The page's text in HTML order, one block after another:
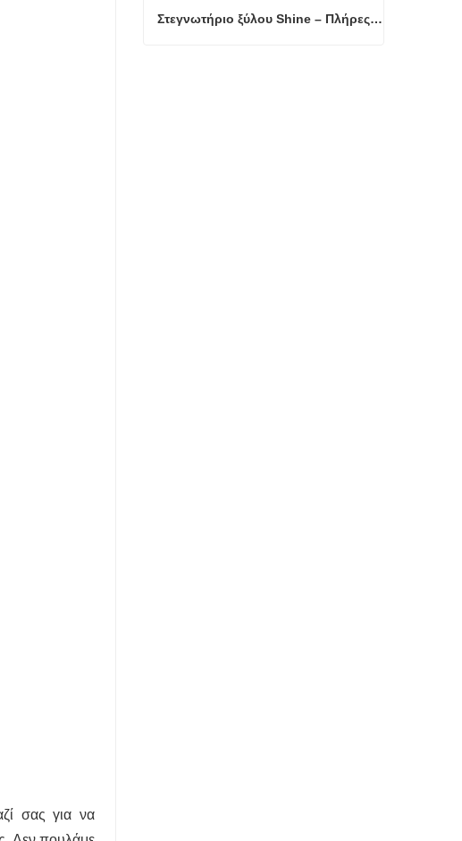
σας για να
Στεγνωτήριο ξύλου Shine – Πλήρες πρότυπο μεταφόρτωσης προϊόντος